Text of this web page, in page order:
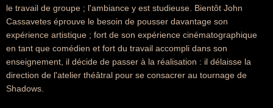
le travail de groupe ; l'ambiance y est studieuse. Bientôt John
Cassavetes éprouve le besoin de pousser davantage son
expérience artistique ; fort de son expérience cinématographique
en tant que comédien et fort du travail accompli dans son
enseignement, il décide de passer à la réalisation : il délaisse la
direction de l'atelier théâtral pour se consacrer au tournage de
Shadows.